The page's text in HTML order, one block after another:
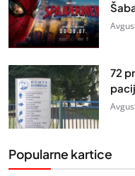
72
Popularne kartice